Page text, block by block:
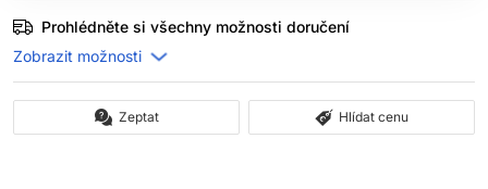
Prohlédněte si všechny možnosti doručení
Zeptat Hlídat cenu